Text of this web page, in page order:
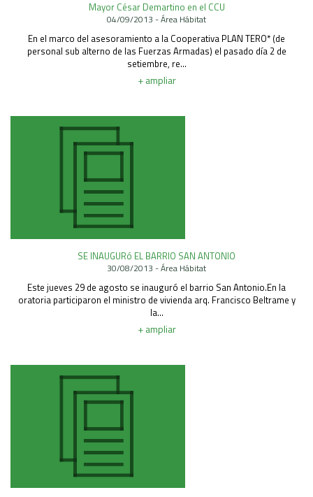
Acerca del Área
Programas
Recursos Digitales
Mayor César Demartino en el CCU
04/09/2013 - Área Hábitat
En el marco del asesoramiento a la Cooperativa PLAN TERO* (de
personal sub alterno de las Fuerzas Armadas) el pasado día 2 de
setiembre, re...
+ ampliar
SE INAUGURó EL BARRIO SAN ANTONIO
30/08/2013 - Área Hábitat
Este jueves 29 de agosto se inauguró el barrio San Antonio.En la
oratoria participaron el ministro de vivienda arq. Francisco Beltrame y
la...
+ ampliar